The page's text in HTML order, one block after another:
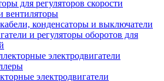
для регуляторов скорости
вентиляторы
конденсаторы и выключатели
и регуляторы оборотов для
электродвигатели
электродвигатели